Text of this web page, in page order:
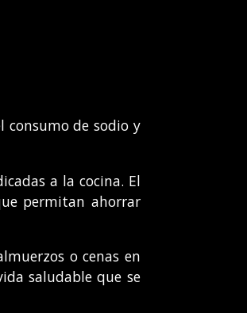
de sodio y
a la cocina. El
permitan ahorrar
o cenas en
saludable que se